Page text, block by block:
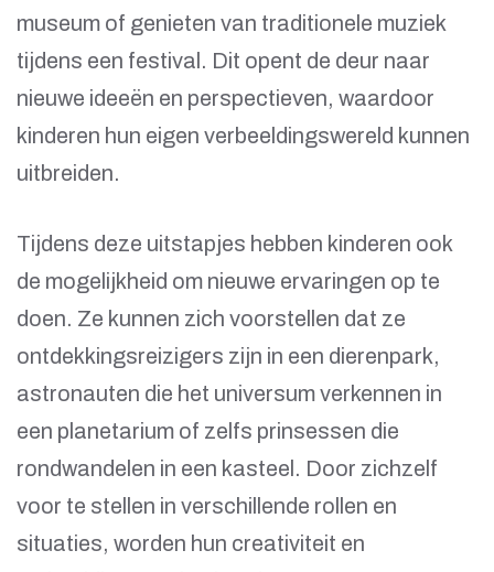
museum of genieten van traditionele muziek
tijdens een festival. Dit opent de deur naar
nieuwe ideeën en perspectieven, waardoor
kinderen hun eigen verbeeldingswereld kunnen
uitbreiden.
Tijdens deze uitstapjes hebben kinderen ook
de mogelijkheid om nieuwe ervaringen op te
doen. Ze kunnen zich voorstellen dat ze
ontdekkingsreizigers zijn in een dierenpark,
astronauten die het universum verkennen in
een planetarium of zelfs prinsessen die
rondwandelen in een kasteel. Door zichzelf
voor te stellen in verschillende rollen en
situaties, worden hun creativiteit en